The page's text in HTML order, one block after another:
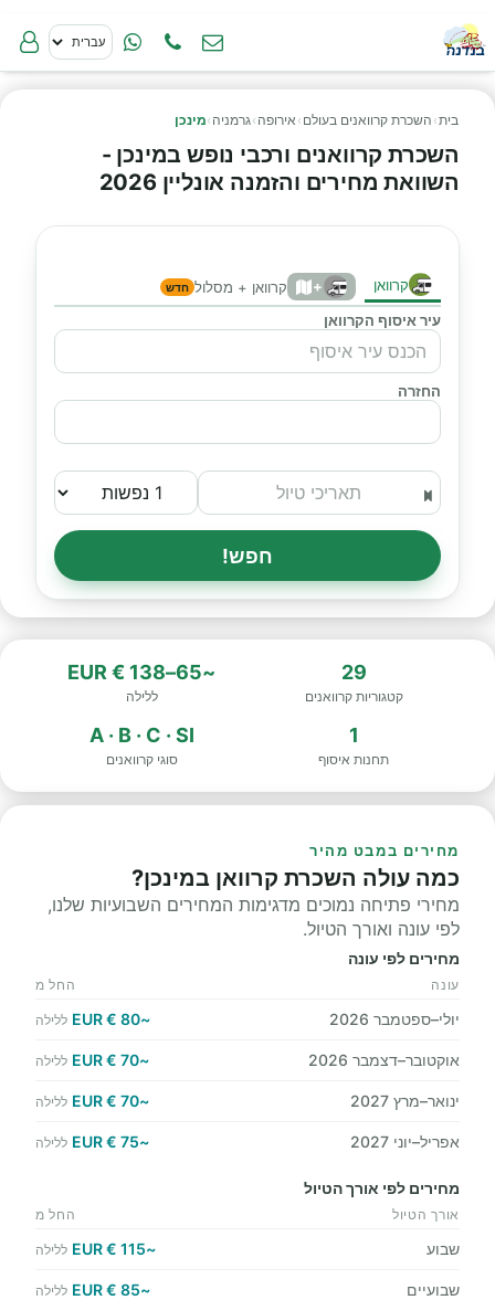
בית› השכרת קרוואנים בעולם › אירופה ›גרמניה ›מינכן
השכרת קרוואנים ורכבי נופש במינכן -
השוואת מחירים והזמנה אונליין 2026
קרוואן + קרוואן + מסלול חדש
עיר איסוף הקרוואן
החזרה
חפש!
29
קטגוריות קרוואנים
~65–138 € EUR
ללילה
1
תחנות איסוף
A · B · C · SI
סוגי קרוואנים
מחירים במבט מהיר
כמה עולה השכרת קרוואן במינכן?
מחירי פתיחה נמוכים מדגימות המחירים השבועיות שלנו,
לפי עונה ואורך הטיול.
מחירים לפי עונה
עונה החל מ
יולי–ספטמבר 2026 ~80 € EUR ללילה
אוקטובר–דצמבר 2026 ~70 € EUR ללילה
ינואר–מרץ 2027 ~70 € EUR ללילה
אפריל–יוני 2027 ~75 € EUR ללילה
מחירים לפי אורך הטיול
אורך הטיול החל מ
שבוע ~115 € EUR ללילה
שבועיים ~85 € EUR ללילה